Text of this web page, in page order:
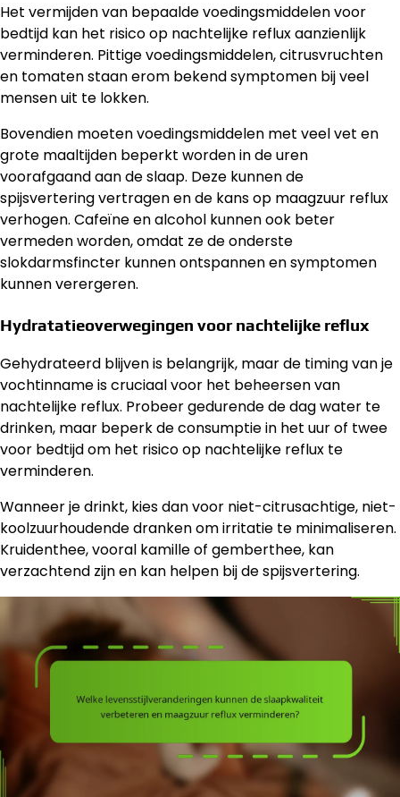
Het vermijden van bepaalde voedingsmiddelen voor
bedtijd kan het risico op nachtelijke reflux aanzienlijk
verminderen. Pittige voedingsmiddelen, citrusvruchten
en tomaten staan erom bekend symptomen bij veel
mensen uit te lokken.
Bovendien moeten voedingsmiddelen met veel vet en
grote maaltijden beperkt worden in de uren
voorafgaand aan de slaap. Deze kunnen de
spijsvertering vertragen en de kans op maagzuur reflux
verhogen. Cafeïne en alcohol kunnen ook beter
vermeden worden, omdat ze de onderste
slokdarmsfincter kunnen ontspannen en symptomen
kunnen verergeren.
Hydratatieoverwegingen voor nachtelijke reflux
Gehydrateerd blijven is belangrijk, maar de timing van je
vochtinname is cruciaal voor het beheersen van
nachtelijke reflux. Probeer gedurende de dag water te
drinken, maar beperk de consumptie in het uur of twee
voor bedtijd om het risico op nachtelijke reflux te
verminderen.
Wanneer je drinkt, kies dan voor niet-citrusachtige, niet-
koolzuurhoudende dranken om irritatie te minimaliseren.
Kruidenthee, vooral kamille of gemberthee, kan
verzachtend zijn en kan helpen bij de spijsvertering.